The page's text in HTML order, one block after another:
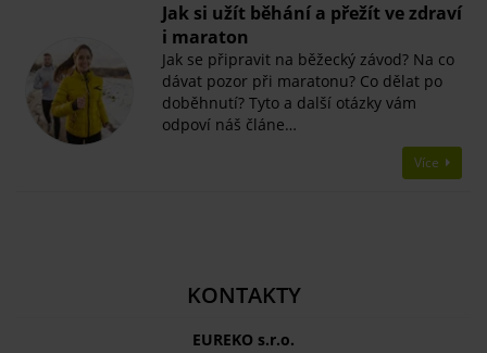
Jak si užít běhání a přežít ve zdraví
i maraton
Jak se připravit na běžecký závod? Na co
dávat pozor při maratonu? Co dělat po
doběhnutí? Tyto a další otázky vám
odpoví náš článe…
Více
KONTAKTY
EUREKO s.r.o.